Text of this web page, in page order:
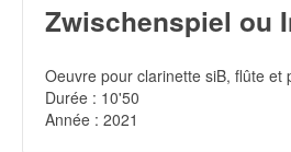
Zwischenspiel ou
Oeuvre pour clarinette siB, flûte et
Durée : 10'50
Année : 2021